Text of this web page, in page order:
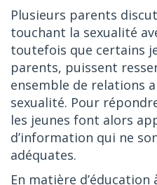
Plusieurs parents
touchant la sexualité
toutefois que certains
parents, puissent
ensemble de relations
sexualité. Pour
les jeunes font alors
d’information qui ne
adéquates.
En matière